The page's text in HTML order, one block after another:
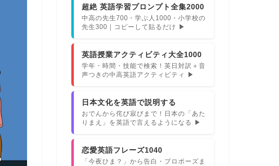
超絶 英語学習プロンプト全集2000
中高の先生700・学ぶ人1000・小学校の
先生300｜コピーして貼るだけ ▶
英語授業アクティビティ大全1000
学年・時間・技能で検索！英日対訳＋音
声つきの中高英語アクティビティ ▶
日本文化を英語で説明する
おでんから侘び寂びまで！日本の「あた
りまえ」を英語で言えるようになる ▶
恋愛英語フレーズ1040
「今夜ひま？」から告白・プロポーズま